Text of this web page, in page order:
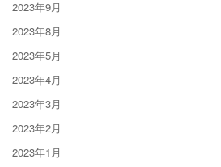
2023年9月
2023年8月
2023年5月
2023年4月
2023年3月
2023年2月
2023年1月